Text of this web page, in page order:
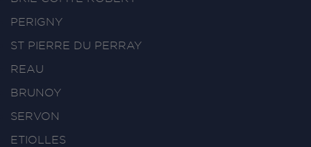
PERIGNY
ST PIERRE DU PERRAY
REAU
BRUNOY
SERVON
ETIOLLES